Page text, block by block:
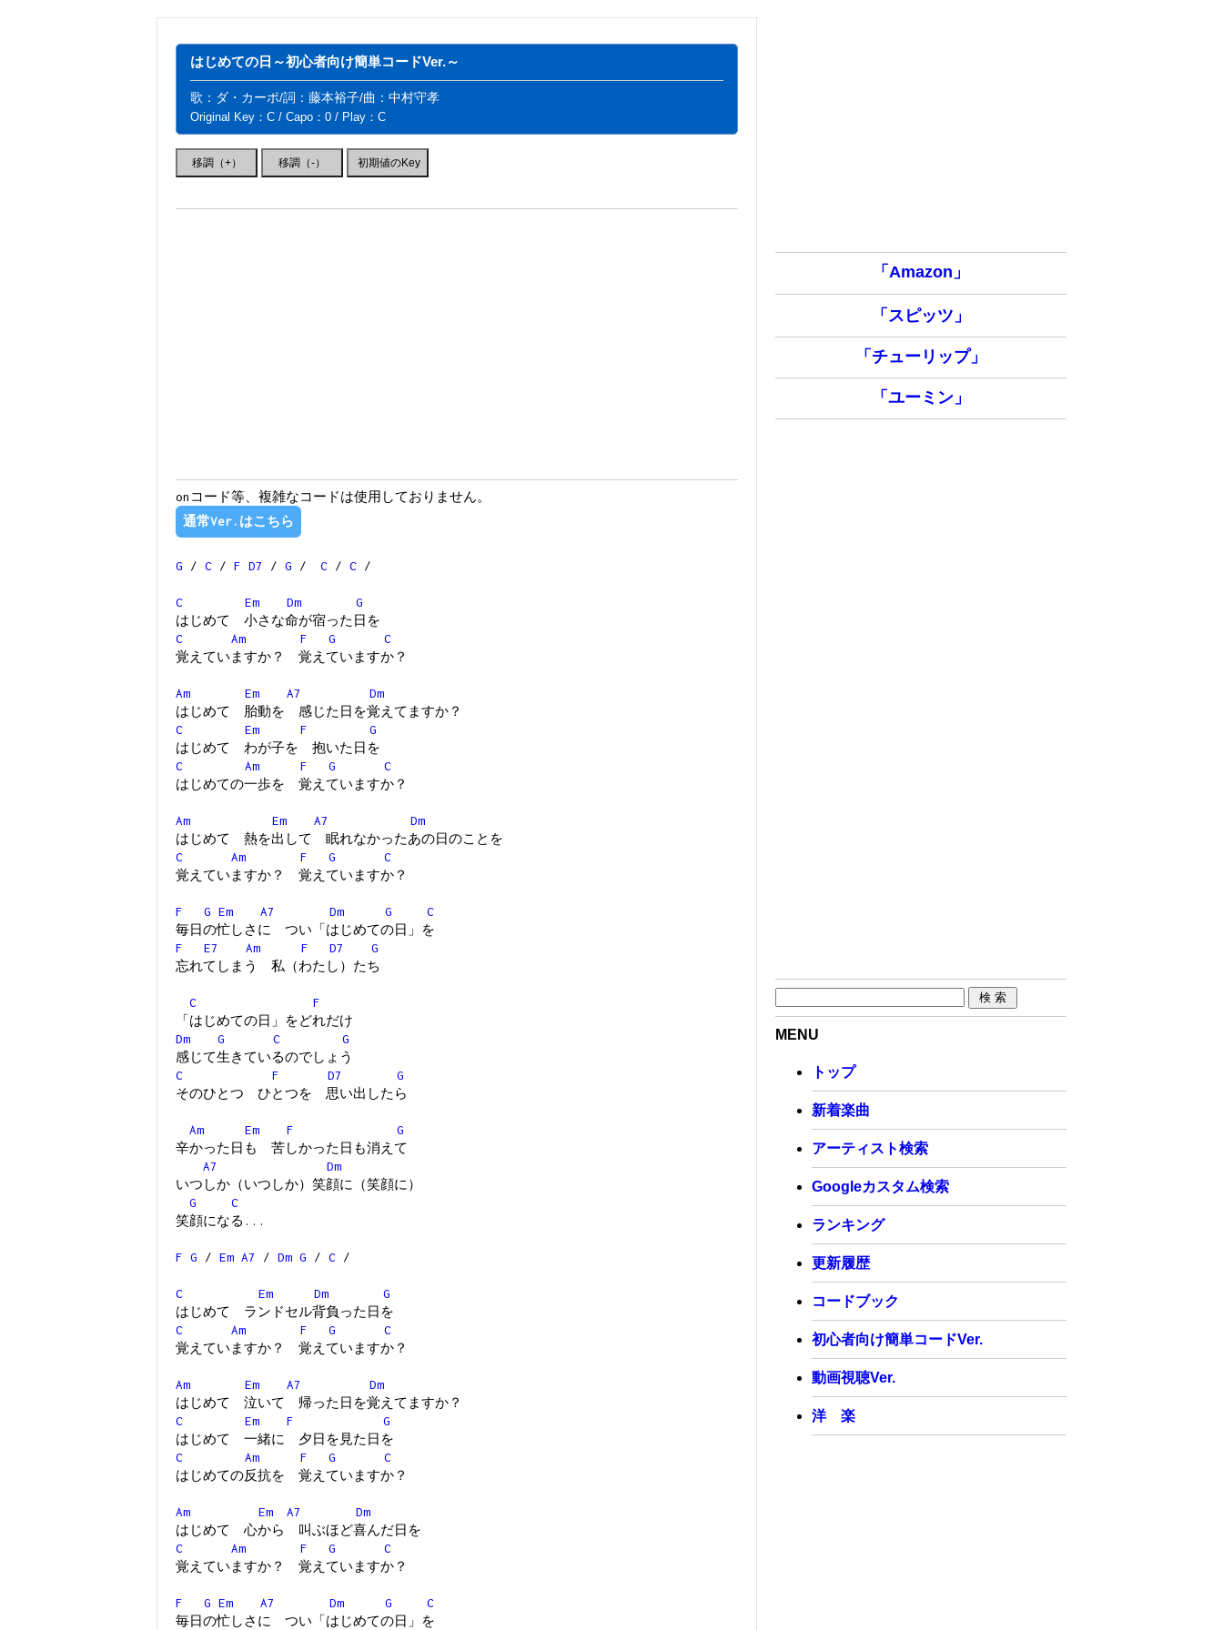
はじめての日～初心者向け簡単コードVer.～
歌：ダ・カーポ/詞：藤本裕子/曲：中村守孝
Original Key：C / Capo：0 / Play：C
onコード等、複雑なコードは使用しておりません。
通常Ver.はこちら
G / C / F D7 / G / C / C /
C Em Dm
G
はじめて 小さな命が宿った日を
C
Am F G
C
覚えていますか？ 覚えていますか？
Am Em A7
Dm
はじめて 胎動を 感じた日を覚えてますか？
C
Em F
G
はじめて わが子を 抱いた日を
C
Am F G
C
はじめての一歩を 覚えていますか？
Am Em A7
Dm
はじめて 熱を出して 眠れなかったあの日のことを
C
Am F G
C
覚えていますか？ 覚えていますか？
F G Em A7 Dm G
C
毎日の忙しさに つい「はじめての日」を
F
E7 Am F D7
G
忘れてしまう 私（わたし）たち
C
F
「はじめての日」をどれだけ
Dm
G C
G
感じて生きているのでしょう
C
F D7
G
そのひとつ ひとつを 思い出したら
Am Em F
G
辛かった日も 苦しかった日も消えて
A7
Dm
いつしか（いつしか）笑顔に（笑顔に）
G
C
笑顔になる...
F G / Em A7 / Dm G / C /
C Em Dm
G
はじめて ランドセル背負った日を
C
Am F G
C
覚えていますか？ 覚えていますか？
Am Em A7
Dm
はじめて 泣いて 帰った日を覚えてますか？
C
Em F
G
はじめて 一緒に 夕日を見た日を
C
Am F G
C
はじめての反抗を 覚えていますか？
Am Em A7
Dm
はじめて 心から 叫ぶほど喜んだ日を
C
Am F G
C
覚えていますか？ 覚えていますか？
F G Em A7 Dm G
C
毎日の忙しさに つい「はじめての日」を
「Amazon」
「スピッツ」
「チューリップ」
「ユーミン」
MENU
トップ
新着楽曲
アーティスト検索
Googleカスタム検索
ランキング
更新履歴
コードブック
初心者向け簡単コードVer.
動画視聴Ver.
洋 楽